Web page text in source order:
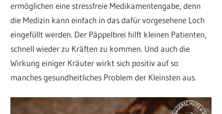
ermöglichen eine stressfreie Medikamentengabe, denn
die Medizin kann einfach in das dafür vorgesehene Loch
eingefüllt werden. Der Päppelbrei hilft kleinen Patienten,
schnell wieder zu Kräften zu kommen. Und auch die
Wirkung einiger Kräuter wirkt sich positiv auf so
manches gesundheitliches Problem der Kleinsten aus.